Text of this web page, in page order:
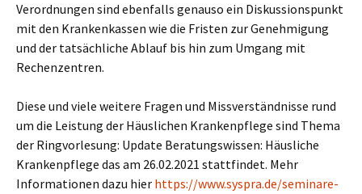
Verordnungen sind ebenfalls genauso ein Diskussionspunkt
mit den Krankenkassen wie die Fristen zur Genehmigung
und der tatsächliche Ablauf bis hin zum Umgang mit
Rechenzentren.
Diese und viele weitere Fragen und Missverständnisse rund
um die Leistung der Häuslichen Krankenpflege sind Thema
der Ringvorlesung: Update Beratungswissen: Häusliche
Krankenpflege das am 26.02.2021 stattfindet. Mehr
Informationen dazu hier https://www.syspra.de/seminare-